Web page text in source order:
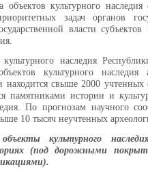
объектов культурного
задач органов
власти
наследия
культурного наследия
находится свыше 2000 учтенных
памятниками истории и
По прогнозам научного
10 тысяч неучтенных
культурного
(под дорожными